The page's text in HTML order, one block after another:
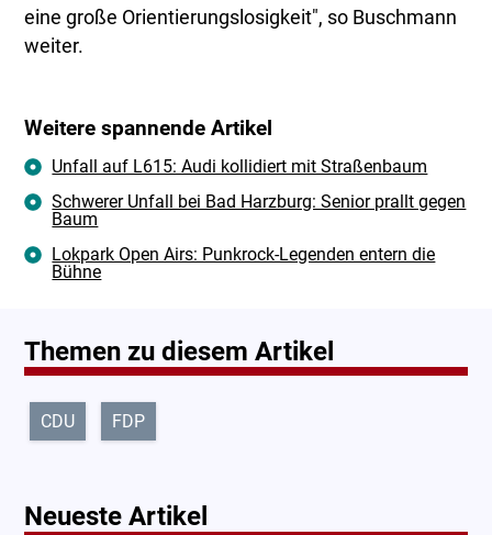
eine große Orientierungslosigkeit", so Buschmann
weiter.
Weitere spannende Artikel
Unfall auf L615: Audi kollidiert mit Straßenbaum
Schwerer Unfall bei Bad Harzburg: Senior prallt gegen
Baum
Lokpark Open Airs: Punkrock-Legenden entern die
Bühne
Themen zu diesem Artikel
CDU FDP
Neueste Artikel